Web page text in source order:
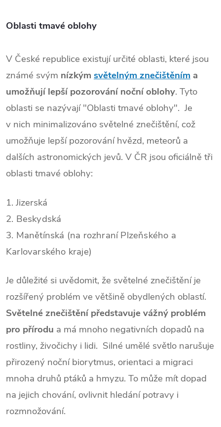
Oblasti tmavé oblohy
V České republice existují určité oblasti, které jsou
známé svým nízkým světelným znečištěním a
umožňují lepší pozorování noční oblohy. Tyto
oblasti se nazývají "Oblasti tmavé oblohy". Je
v nich minimalizováno světelné znečištění, což
umožňuje lepší pozorování hvězd, meteorů a
dalších astronomických jevů. V ČR jsou oficiálně tři
oblasti tmavé oblohy:
1. Jizerská
2. Beskydská
3. Manětínská (na rozhraní Plzeňského a
Karlovarského kraje)
Je důležité si uvědomit, že světelné znečištění je
rozšířený problém ve většině obydlených oblastí.
Světelné znečištění představuje vážný problém
pro přírodu a má mnoho negativních dopadů na
rostliny, živočichy i lidi. Silné umělé světlo narušuje
přirozený noční biorytmus, orientaci a migraci
mnoha druhů ptáků a hmyzu. To může mít dopad
na jejich chování, ovlivnit hledání potravy i
rozmnožování.